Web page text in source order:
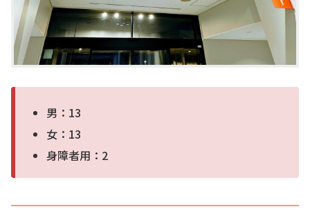
男：13
女：13
身障者用：2